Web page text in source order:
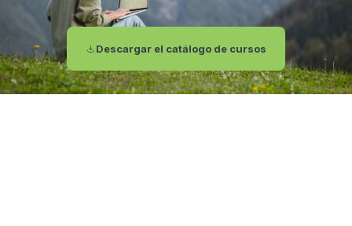
Descargar el catálogo de cursos